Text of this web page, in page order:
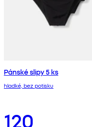
Pánské slipy 5 ks
hladké, bez potisku
120